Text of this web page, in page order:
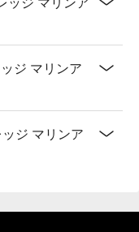
ジ マリンア
ジ マリンア